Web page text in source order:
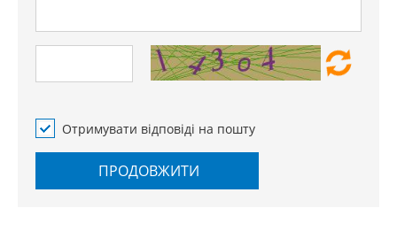
Отримувати відповіді на пошту
ПРОДОВЖИТИ